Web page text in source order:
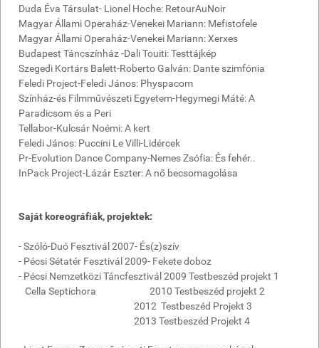
Duda Éva Társulat- Lionel Hoche: RetourAuNoir
Magyar Állami Operaház-Venekei Mariann: Mefistofele
Magyar Állami Operaház-Venekei Mariann: Xerxes
Budapest Táncszínház -Dali Touiti: Testtájkép
Szegedi Kortárs Balett-Roberto Galván: Dante szimfónia
Feledi Project-Feledi János: Physpacom
Színház-és Filmművészeti Egyetem-Hegymegi Máté: A
Paradicsom és a Peri
Tellabor-Kulcsár Noémi: A kert
Feledi János: Puccini Le Villi-Lidércek
Pr-Evolution Dance Company-Nemes Zsófia: És fehér..
InPack Project-Lázár Eszter: A nő becsomagolása
Saját koreográfiák, projektek:
- Szóló-Duó Fesztivál 2007- És(z)szív
- Pécsi Sétatér Fesztivál 2009- Fekete doboz
- Pécsi Nemzetközi Táncfesztivál 2009 Testbeszéd projekt 1
Cella Septichora 2010 Testbeszéd projekt 2
2012 Testbeszéd Projekt 3
2013 Testbeszéd Projekt 4